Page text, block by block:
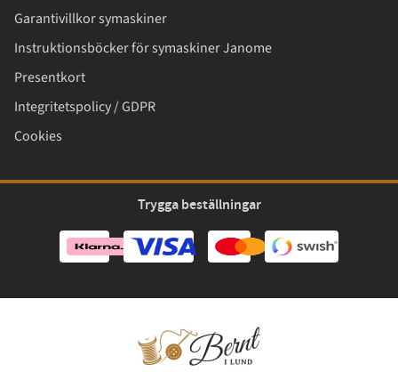
Garantivillkor symaskiner
Instruktionsböcker för symaskiner Janome
Presentkort
Integritetspolicy / GDPR
Cookies
Trygga beställningar